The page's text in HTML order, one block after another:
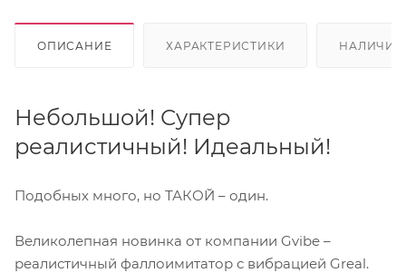
ОПИСАНИЕ ХАРАКТЕРИСТИКИ НАЛИЧИЕ
Небольшой! Супер
реалистичный! Идеальный!
Подобных много, но ТАКОЙ – один.
Великолепная новинка от компании Gvibe –
реалистичный фаллоимитатор с вибрацией Greal.